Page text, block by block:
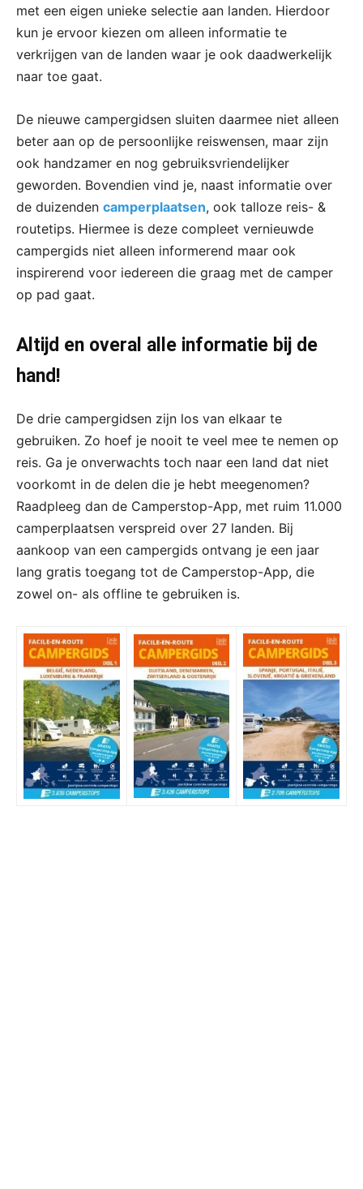
met een eigen unieke selectie aan landen. Hierdoor
kun je ervoor kiezen om alleen informatie te
verkrijgen van de landen waar je ook daadwerkelijk
naar toe gaat.
De nieuwe campergidsen sluiten daarmee niet alleen
beter aan op de persoonlijke reiswensen, maar zijn
ook handzamer en nog gebruiksvriendelijker
geworden. Bovendien vind je, naast informatie over
de duizenden camperplaatsen, ook talloze reis- &
routetips. Hiermee is deze compleet vernieuwde
campergids niet alleen informerend maar ook
inspirerend voor iedereen die graag met de camper
op pad gaat.
Altijd en overal alle informatie bij de
hand!
De drie campergidsen zijn los van elkaar te
gebruiken. Zo hoef je nooit te veel mee te nemen op
reis. Ga je onverwachts toch naar een land dat niet
voorkomt in de delen die je hebt meegenomen?
Raadpleeg dan de Camperstop-App, met ruim 11.000
camperplaatsen verspreid over 27 landen. Bij
aankoop van een campergids ontvang je een jaar
lang gratis toegang tot de Camperstop-App, die
zowel on- als offline te gebruiken is.